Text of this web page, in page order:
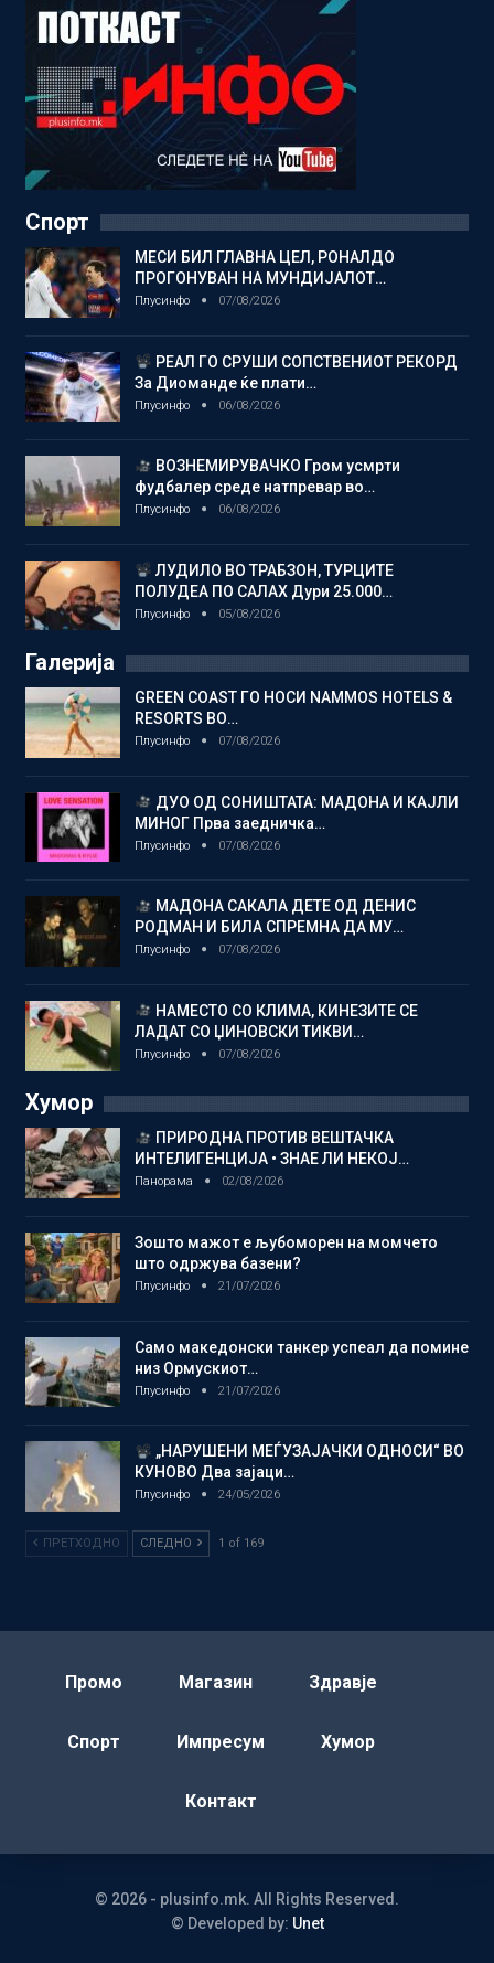
Спорт
МЕСИ БИЛ ГЛАВНА ЦЕЛ, РОНАЛДО
ПРОГОНУВАН НА МУНДИЈАЛОТ…
Плусинфо 07/08/2026
РЕАЛ ГО СРУШИ СОПСТВЕНИОТ РЕКОРД
За Диоманде ќе плати…
Плусинфо 06/08/2026
ВОЗНЕМИРУВАЧКО Гром усмрти
фудбалер среде натпревар во…
Плусинфо 06/08/2026
ЛУДИЛО ВО ТРАБЗОН, ТУРЦИТЕ
ПОЛУДЕА ПО САЛАХ Дури 25.000…
Плусинфо 05/08/2026
Галерија
GREEN COAST ГО НОСИ NAMMOS HOTELS &
RESORTS ВО…
Плусинфо 07/08/2026
ДУО ОД СОНИШТАТА: МАДОНА И КАЈЛИ
МИНОГ Прва заедничка…
Плусинфо 07/08/2026
МАДОНА САКАЛА ДЕТЕ ОД ДЕНИС
РОДМАН И БИЛА СПРЕМНА ДА МУ…
Плусинфо 07/08/2026
НАМЕСТО СО КЛИМА, КИНЕЗИТЕ СЕ
ЛАДАТ СО ЏИНОВСКИ ТИКВИ…
Плусинфо 07/08/2026
Хумор
ПРИРОДНА ПРОТИВ ВЕШТАЧКА
ИНТЕЛИГЕНЦИЈА • ЗНАЕ ЛИ НЕКОЈ…
Панорама 02/08/2026
Зошто мажот е љубоморен на момчето
што одржува базени?
Плусинфо 21/07/2026
Само македонски танкер успеал да помине
низ Ормускиот…
Плусинфо 21/07/2026
„НАРУШЕНИ МЕЃУЗАЈАЧКИ ОДНОСИ“ ВО
КУНОВО Два зајаци…
Плусинфо 24/05/2026
ПРЕТХОДНО СЛЕДНО 1 of 169
Промо Магазин Здравје
Спорт Импресум Хумор
Контакт
© 2026 - plusinfo.mk. All Rights Reserved.
© Developed by: Unet